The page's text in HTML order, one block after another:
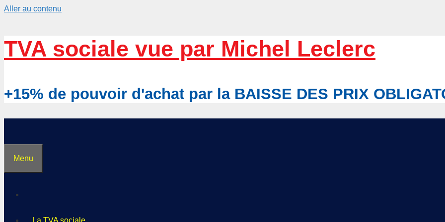
Aller au contenu
TVA sociale vue par Michel Leclerc
+15% de pouvoir d'achat par la BAISSE DES PRIX
Menu
La TVA sociale